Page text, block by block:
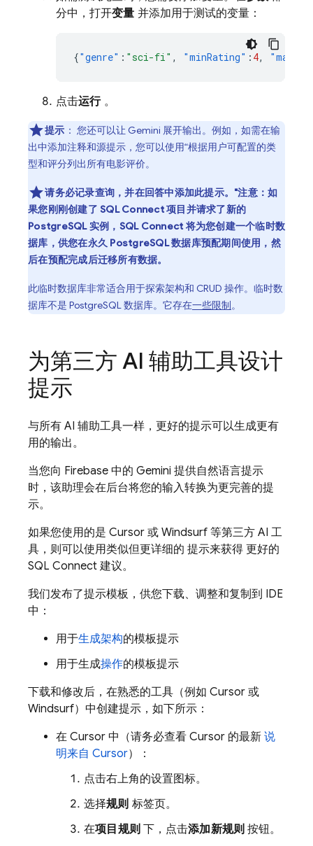
分中，打开变量 并添加用于测试的变量：
{"genre" : "sci-fi" , "minRating" : 4,
点击运行。
提示 ： 您还可以让 Gemini 展开输出。例如，如需在输
出中添加注释和源提示，您可以使用“根据用户可配置的类
型和评分列出所有电影评价。
请务必记录查询，并在回答中添加此提示。"注意：如
果您刚刚创建了 SQL Connect项目并请求了新的
PostgreSQL 实例， SQL Connect 将为您创建一个临时数
据库，供您在永久 PostgreSQL 数据库预配期间使用，然
后在预配完成后迁移所有数据。
此临时数据库非常适合用于探索架构和 CRUD 操作。临时数
据库不是 PostgreSQL 数据库。它存在一些限制。
为第三方 AI 辅助工具设计
提示
与所有 AI 辅助工具一样，更好的提示可以生成更有
用的输出。
当您向 Firebase 中的 Gemini 提供自然语言提示
时，该助理会在后台将您的输入转换为更完善的提
示。
如果您使用的是 Cursor 或 Windsurf 等第三方 AI 工
具，则可以使用类似但更详细的 提示来获得 更好的
SQL Connect 建议。
我们发布了提示模板，供您下载、调整和复制到 IDE
中：
用于生成架构的模板提示
用于生成操作的模板提示
下载和修改后，在熟悉的工具（例如 Cursor 或
Windsurf）中创建提示，如下所示：
在 Cursor 中（请务必查看 Cursor 的最新 说
明来自 Cursor）：
点击右上角的设置图标。
选择规则 标签页。
在项目规则 下，点击添加新规则 按钮。